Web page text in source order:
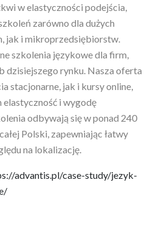
w elastyczności podejścia,
zarówno dla dużych
jak i mikroprzedsiębiorstw.
szkolenia językowe dla firm,
dzisiejszego rynku. Nasza oferta
stacjonarne, jak i kursy online,
elastyczność i wygodę
odbywają się w ponad 240
Polski, zapewniając łatwy
na lokalizację.
advantis.pl/case-study/jezyk-